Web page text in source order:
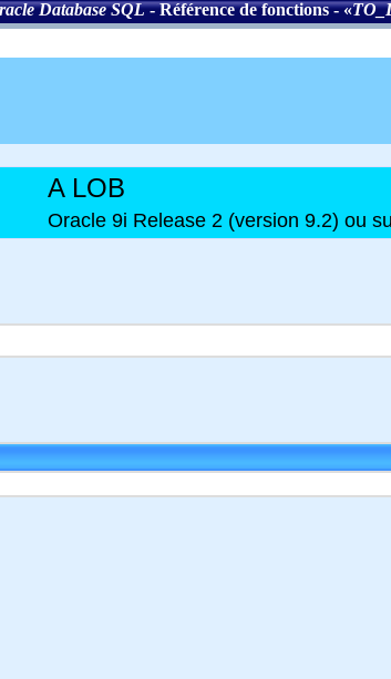
Database SQL-Référence de fonctions- «
A LOB
Oracle 9i Release 2 (version 9.2) ou